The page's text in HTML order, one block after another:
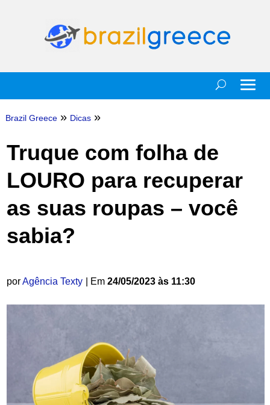
Brazil Greece » Dicas »
Truque com folha de
LOURO para recuperar
as suas roupas – você
sabia?
porAgência Texty | Em 24/05/2023 às 11:30